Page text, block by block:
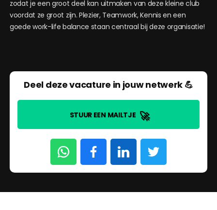
zodat je een groot deel kan uitmaken van deze kleine club
voordat ze groot zijn. Plezier, Teamwork, Kennis en een
goede work-life balance staan centraal bij deze organisatie!
Deel deze vacature in jouw netwerk 💪
STUUR EEN MAILTJE 🚀